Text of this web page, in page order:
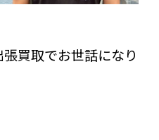
買取でお世話になり